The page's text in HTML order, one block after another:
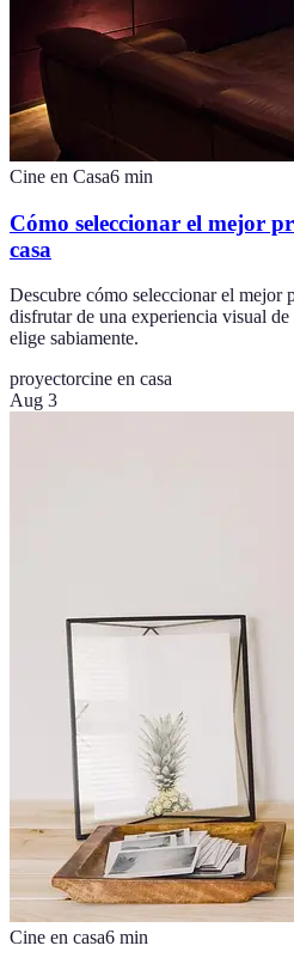
Cine en Casa6 min
Cómo seleccionar el mejor
casa
Descubre cómo seleccionar el mejor
disfrutar de una experiencia visual
elige sabiamente.
proyectorcine en casa
Aug 3
Cine en casa6 min